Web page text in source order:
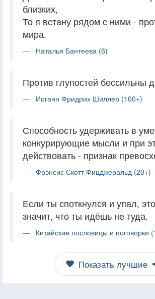
близких,
То я встану рядом с ними -
мира.
Наталья Бантеева (6)
Против глупостей бессильны
Иоганн Фридрих Шиллер (100+)
Способность удерживать в
конкурирующие мысли и при
действовать - признак
Фрэнсис Скотт Фицджеральд (20+)
Если ты споткнулся и упал,
значит, что ты идёшь не туда.
Китайские пословицы и поговорки
Показать лучшие